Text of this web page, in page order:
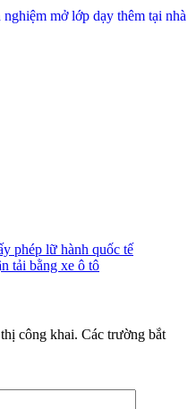
mở lớp dạy thêm tại nhà
phép lữ hành quốc tế
tải bằng xe ô tô
công khai. Các trường bắt